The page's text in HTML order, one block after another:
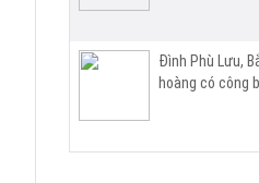
Đình Phù Lưu,
hoàng có công